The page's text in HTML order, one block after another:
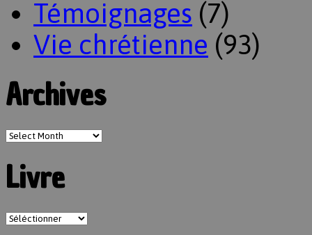
Témoignages (7)
Vie chrétienne (93)
Archives
Livre